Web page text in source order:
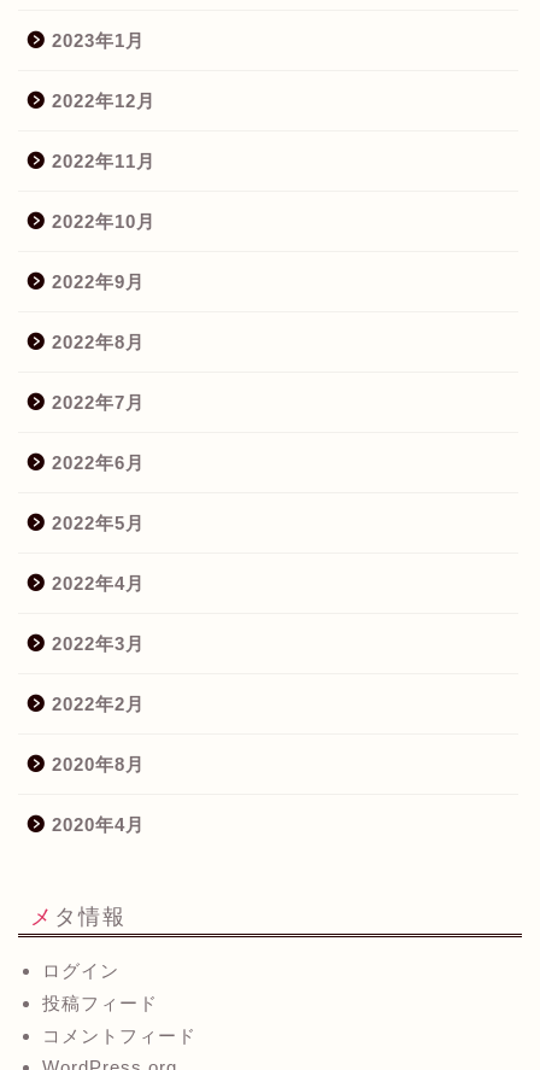
2023年1月
2022年12月
2022年11月
2022年10月
2022年9月
2022年8月
2022年7月
2022年6月
2022年5月
2022年4月
2022年3月
2022年2月
2020年8月
2020年4月
メタ情報
ログイン
投稿フィード
コメントフィード